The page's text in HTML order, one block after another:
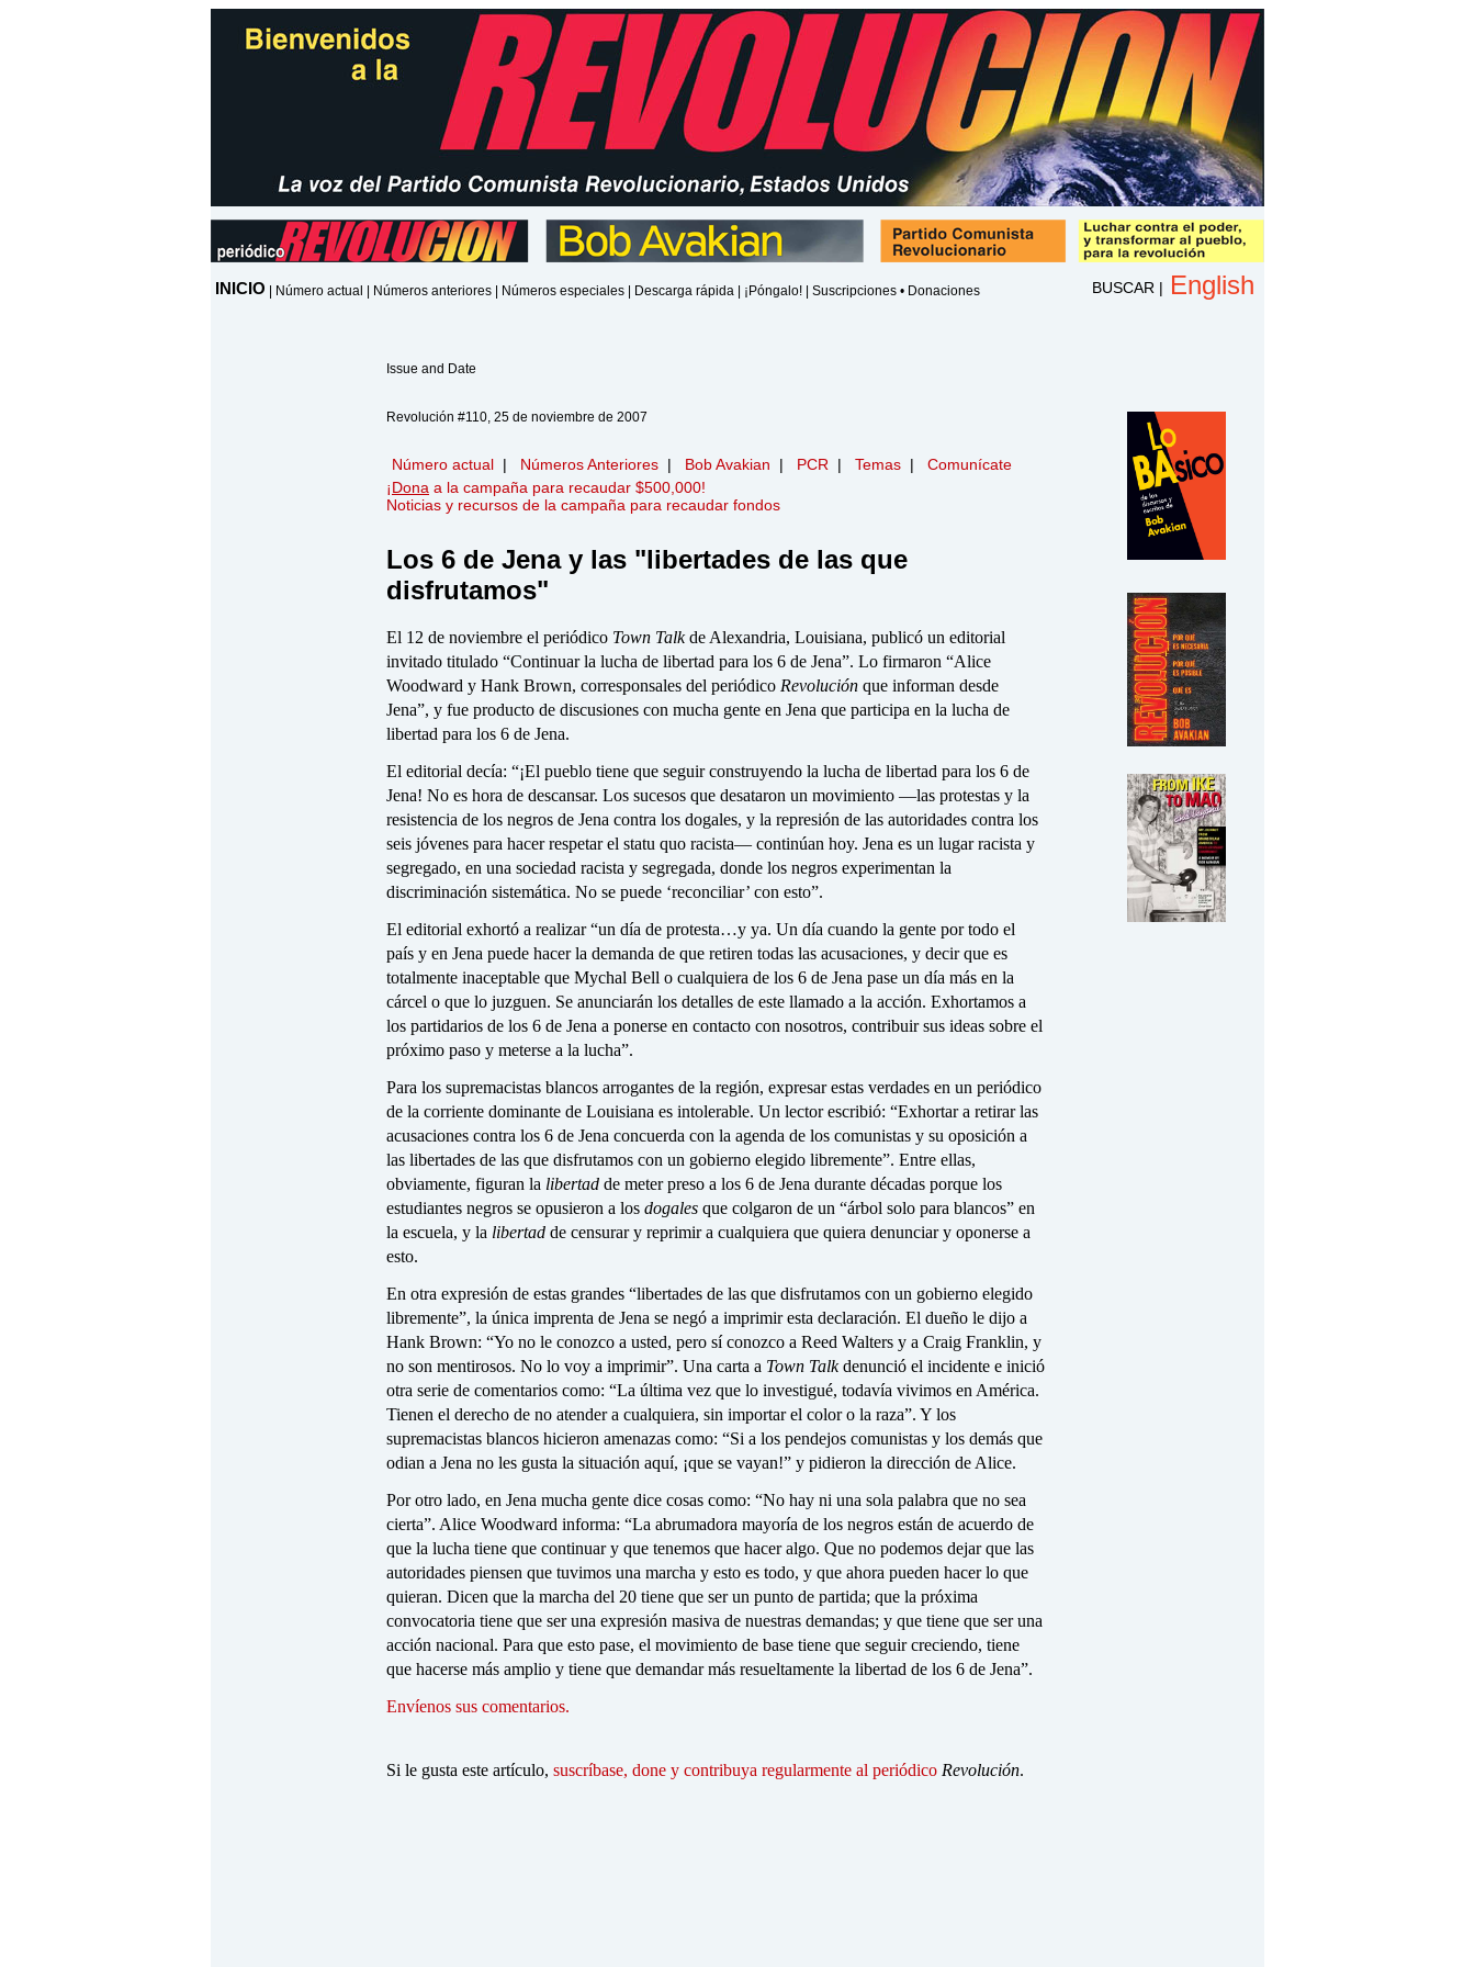
INICIO Número actual Números anteriores Números especiales Descarga rápida ¡Póngalo! Suscripciones • Donaciones English
BUSCAR |
Issue and Date
Revolución #110, 25 de noviembre de 2007
Número actual | Números Anteriores | Bob Avakian | PCR | Temas | Comunícate
¡Dona a la campaña para recaudar $500,000!
Noticias y recursos de la campaña para recaudar fondos
Los 6 de Jena y las "libertades de las que
disfrutamos"
El 12 de noviembre el periódico Town Talkde Alexandria, Louisiana, publicó un editorial
invitado titulado “Continuar la lucha de libertad para los 6 de Jena”. Lo firmaron “Alice
Woodward y Hank Brown, corresponsales del periódico Revolución que informan desde
Jena”, y fue producto de discusiones con mucha gente en Jena que participa en la lucha de
libertad para los 6 de Jena.
El editorial decía: “¡El pueblo tiene que seguir construyendo la lucha de libertad para los 6 de
Jena! No es hora de descansar. Los sucesos que desataron un movimiento —las protestas y la
resistencia de los negros de Jena contra los dogales, y la represión de las autoridades contra los
seis jóvenes para hacer respetar el statu quo racista— continúan hoy. Jena es un lugar racista y
segregado, en una sociedad racista y segregada, donde los negros experimentan la
discriminación sistemática. No se puede ‘reconciliar’ con esto”.
El editorial exhortó a realizar “un día de protesta…y ya. Un día cuando la gente por todo el
país y en Jena puede hacer la demanda de que retiren todas las acusaciones, y decir que es
totalmente inaceptable que Mychal Bell o cualquiera de los 6 de Jena pase un día más en la
cárcel o que lo juzguen. Se anunciarán los detalles de este llamado a la acción. Exhortamos a
los partidarios de los 6 de Jena a ponerse en contacto con nosotros, contribuir sus ideas sobre el
próximo paso y meterse a la lucha”.
Para los supremacistas blancos arrogantes de la región, expresar estas verdades en un periódico
de la corriente dominante de Louisiana es intolerable. Un lector escribió: “Exhortar a retirar las
acusaciones contra los 6 de Jena concuerda con la agenda de los comunistas y su oposición a
las libertades de las que disfrutamos con un gobierno elegido libremente”. Entre ellas,
obviamente, figuran la libertad de meter preso a los 6 de Jena durante décadas porque los
estudiantes negros se opusieron a los dogales que colgaron de un “árbol solo para blancos” en
la escuela, y la libertad de censurar y reprimir a cualquiera que quiera denunciar y oponerse a
esto.
En otra expresión de estas grandes “libertades de las que disfrutamos con un gobierno elegido
libremente”, la única imprenta de Jena se negó a imprimir esta declaración. El dueño le dijo a
Hank Brown: “Yo no le conozco a usted, pero sí conozco a Reed Walters y a Craig Franklin, y
no son mentirosos. No lo voy a imprimir”. Una carta a Town Talkdenunció el incidente e inició
otra serie de comentarios como: “La última vez que lo investigué, todavía vivimos en América.
Tienen el derecho de no atender a cualquiera, sin importar el color o la raza”. Y los
supremacistas blancos hicieron amenazas como: “Si a los pendejos comunistas y los demás que
odian a Jena no les gusta la situación aquí, ¡que se vayan!” y pidieron la dirección de Alice.
Por otro lado, en Jena mucha gente dice cosas como: “No hay ni una sola palabra que no sea
cierta”. Alice Woodward informa: “La abrumadora mayoría de los negros están de acuerdo de
que la lucha tiene que continuar y que tenemos que hacer algo. Que no podemos dejar que las
autoridades piensen que tuvimos una marcha y esto es todo, y que ahora pueden hacer lo que
quieran. Dicen que la marcha del 20 tiene que ser un punto de partida; que la próxima
convocatoria tiene que ser una expresión masiva de nuestras demandas; y que tiene que ser una
acción nacional. Para que esto pase, el movimiento de base tiene que seguir creciendo, tiene
que hacerse más amplio y tiene que demandar más resueltamente la libertad de los 6 de Jena”.
Envíenos sus comentarios.
Si le gusta este artículo, suscríbase, done y contribuya regularmente al periódico Revolución.